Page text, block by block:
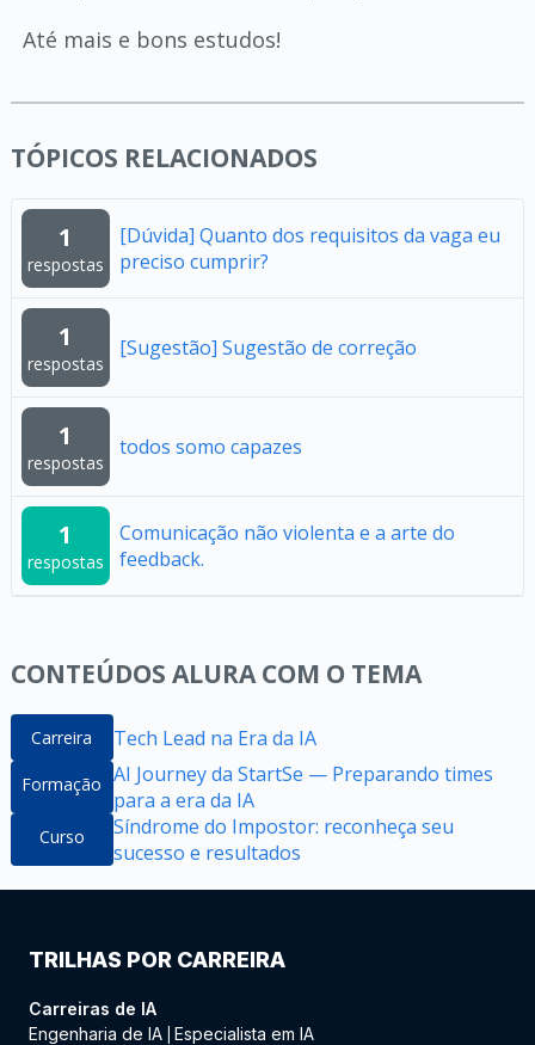
Até mais e bons estudos!
TÓPICOS RELACIONADOS
1
respostas
[Dúvida] Quanto dos requisitos da vaga eu
preciso cumprir?
1
respostas
[Sugestão] Sugestão de correção
1
respostas
todos somo capazes
1
respostas
Comunicação não violenta e a arte do
feedback.
CONTEÚDOS ALURA COM O TEMA
Carreira Tech Lead na Era da IA
Formação AI Journey da StartSe — Preparando times
para a era da IA
Curso
Síndrome do Impostor: reconheça seu
sucesso e resultados
TRILHAS POR CARREIRA
Carreiras de IA
Engenharia de IA Especialista em IA